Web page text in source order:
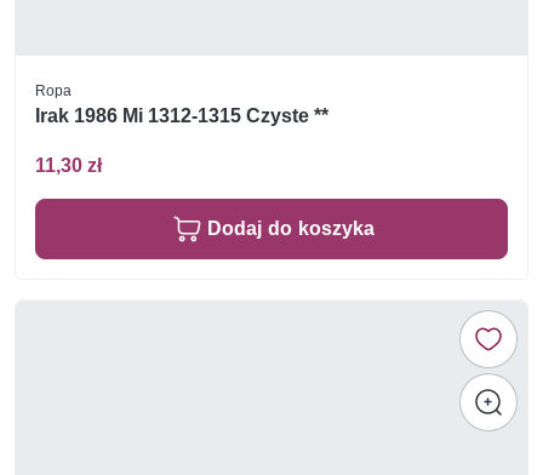
Ropa
Irak 1986 Mi 1312-1315 Czyste **
11,30 zł
Dodaj do koszyka